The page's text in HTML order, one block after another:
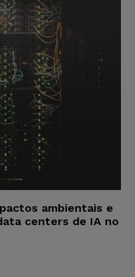
ambientais e
centers de IA no